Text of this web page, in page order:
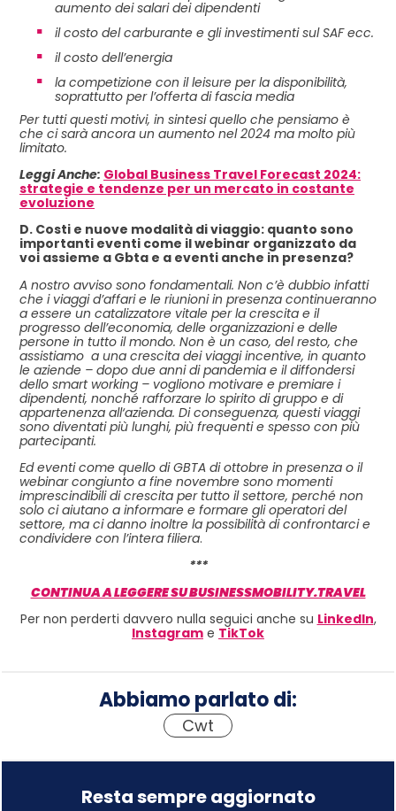
aumento dei salari dei dipendenti
il costo del carburante e gli investimenti sul SAF ecc.
il costo dell’energia
la competizione con il leisure per la disponibilità,
soprattutto per l’offerta di fascia media
Per tutti questi motivi, in sintesi quello che pensiamo è
che ci sarà ancora un aumento nel 2024 ma molto più
limitato.
Leggi Anche: Global Business Travel Forecast 2024:
strategie e tendenze per un mercato in costante
evoluzione
D. Costi e nuove modalità di viaggio: quanto sono
importanti eventi come il webinar organizzato da
voi assieme a Gbta e a eventi anche in presenza?
A nostro avviso sono fondamentali. Non c’è dubbio infatti
che i viaggi d’affari e le riunioni in presenza continueranno
a essere un catalizzatore vitale per la crescita e il
progresso dell’economia, delle organizzazioni e delle
persone in tutto il mondo. Non è un caso, del resto, che
assistiamo a una crescita dei viaggi incentive, in quanto
le aziende – dopo due anni di pandemia e il diffondersi
dello smart working – vogliono motivare e premiare i
dipendenti, nonché rafforzare lo spirito di gruppo e di
appartenenza all‘azienda. Di conseguenza, questi viaggi
sono diventati più lunghi, più frequenti e spesso con più
partecipanti.
Ed eventi come quello di GBTA di ottobre in presenza o il
webinar congiunto a fine novembre sono momenti
imprescindibili di crescita per tutto il settore, perché non
solo ci aiutano a informare e formare gli operatori del
settore, ma ci danno inoltre la possibilità di confrontarci e
condividere con l’intera filiera.
***
CONTINUA A LEGGERE SU BUSINESSMOBILITY.TRAVEL
Per non perderti davvero nulla seguici anche su LinkedIn,
Instagram e TikTok
Abbiamo parlato di:
Cwt
Resta sempre aggiornato